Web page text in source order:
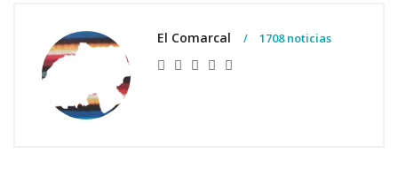
El Comarcal 1708 noticias